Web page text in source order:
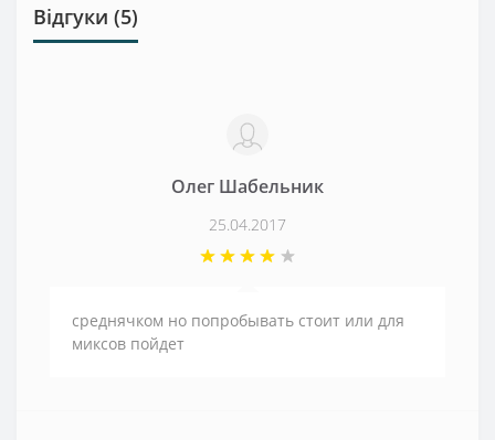
Відгуки (5)
Олег Шабельник
25.04.2017
среднячком но попробывать стоит или для
миксов пойдет